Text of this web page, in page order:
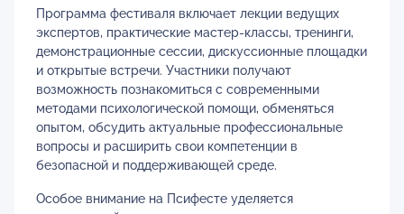
Программа фестиваля включает лекции ведущих
экспертов, практические мастер-классы, тренинги,
демонстрационные сессии, дискуссионные площадки
и открытые встречи. Участники получают
возможность познакомиться с современными
методами психологической помощи, обменяться
опытом, обсудить актуальные профессиональные
вопросы и расширить свои компетенции в
безопасной и поддерживающей среде.
Особое внимание на Псифесте уделяется